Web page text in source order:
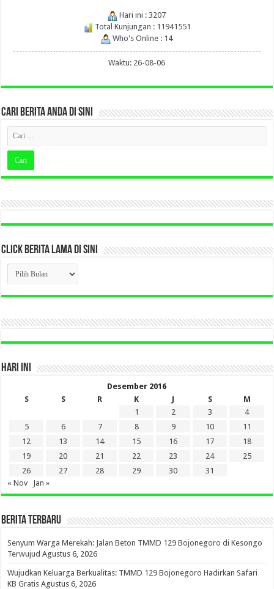
Hari ini : 3207
Total Kunjungan : 11941551
Who's Online : 14
Waktu: 26-08-06
CARI BERITA ANDA DI SINI
CLICK BERITA LAMA DI SINI
CLICK
BERITA
LAMA
DI
HARI INI
Desember 2016
S
S R K J S
M
1
2 3
4
5
6 7 8 9 10
11
12
13 14 15 16 17
18
19
20 21 22 23 24
25
26
27 28 29 30
31
« Nov
Jan »
BERITA TERBARU
Senyum Warga Merekah: Jalan Beton TMMD 129 Bojonegoro di Kesongo
Terwujud Agustus 6, 2026
Wujudkan Keluarga Berkualitas: TMMD 129 Bojonegoro Hadirkan Safari
KB Gratis Agustus 6, 2026